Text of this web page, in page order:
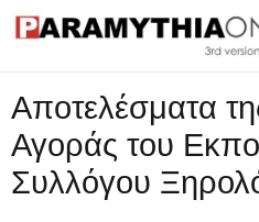
Επικοινωνία
Αποτελέσματα
Αγοράς του
Συλλόγου